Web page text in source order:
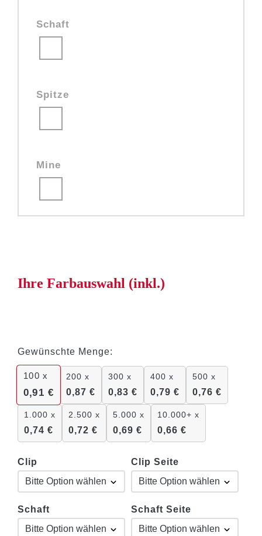
Schaft
Spitze
Mine
Ihre Farbauswahl (inkl.)
Gewünschte Menge:
100 x
0,91 €
200 x
0,87 €
300 x
0,83 €
400 x
0,79 €
500 x
0,76 €
1.000 x
0,74 €
2.500 x
0,72 €
5.000 x
0,69 €
10.000+ x
0,66 €
Clip Clip Seite
Schaft Schaft Seite